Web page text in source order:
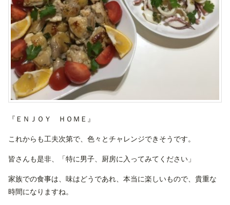
『ＥＮＪＯＹ ＨＯＭＥ』
これからも工夫次第で、色々とチャレンジできそうです。
皆さんも是非、「特に男子、厨房に入ってみてください」
家族での食事は、味はどうであれ、本当に楽しいもので、貴重な
時間になりますね。